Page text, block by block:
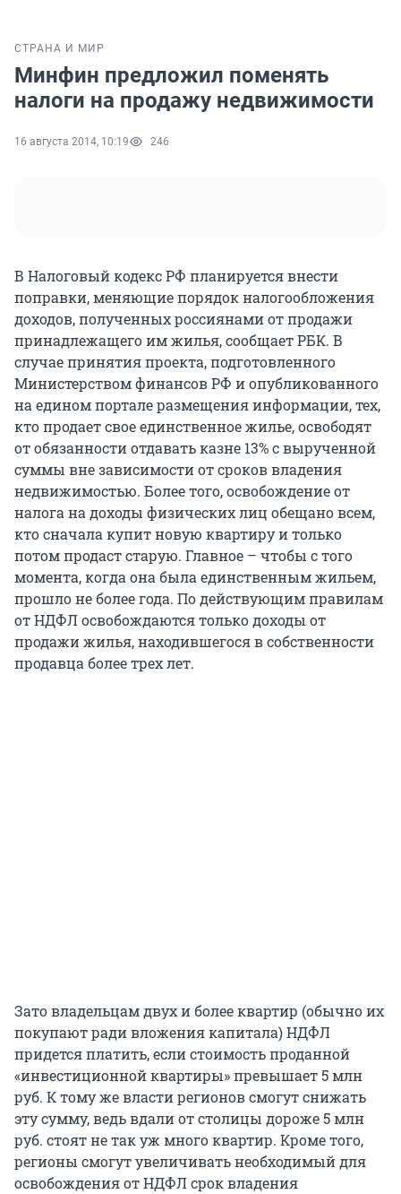
СТРАНА И МИР
Минфин предложил поменять
налоги на продажу недвижимости
16 августа 2014, 10:19 246
В Налоговый кодекс РФ планируется внести
поправки, меняющие порядок налогообложения
доходов, полученных россиянами от продажи
принадлежащего им жилья, сообщает РБК. В
случае принятия проекта, подготовленного
Министерством финансов РФ и опубликованного
на едином портале размещения информации, тех,
кто продает свое единственное жилье, освободят
от обязанности отдавать казне 13% с вырученной
суммы вне зависимости от сроков владения
недвижимостью. Более того, освобождение от
налога на доходы физических лиц обещано всем,
кто сначала купит новую квартиру и только
потом продаст старую. Главное – чтобы с того
момента, когда она была единственным жильем,
прошло не более года. По действующим правилам
от НДФЛ освобождаются только доходы от
продажи жилья, находившегося в собственности
продавца более трех лет.
Зато владельцам двух и более квартир (обычно их
покупают ради вложения капитала) НДФЛ
придется платить, если стоимость проданной
«инвестиционной квартиры» превышает 5 млн
руб. К тому же власти регионов смогут снижать
эту сумму, ведь вдали от столицы дороже 5 млн
руб. стоят не так уж много квартир. Кроме того,
регионы смогут увеличивать необходимый для
освобождения от НДФЛ срок владения